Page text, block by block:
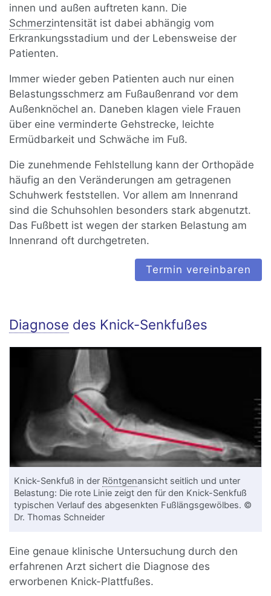
innen und außen auftreten kann. Die
Schmerzintensität ist dabei abhängig vom
Erkrankungsstadium und der Lebensweise der
Patienten.
Immer wieder geben Patienten auch nur einen
Belastungsschmerz am Fußaußenrand vor dem
Außenknöchel an. Daneben klagen viele Frauen
über eine verminderte Gehstrecke, leichte
Ermüdbarkeit und Schwäche im Fuß.
Die zunehmende Fehlstellung kann der Orthopäde
häufig an den Veränderungen am getragenen
Schuhwerk feststellen. Vor allem am Innenrand
sind die Schuhsohlen besonders stark abgenutzt.
Das Fußbett ist wegen der starken Belastung am
Innenrand oft durchgetreten.
Termin vereinbaren
Diagnose des Knick-Senkfußes
Knick-Senkfuß in der Röntgenansicht seitlich und unter
Belastung: Die rote Linie zeigt den für den Knick-Senkfuß
typischen Verlauf des abgesenkten Fußlängsgewölbes. ©
Dr. Thomas Schneider
Eine genaue klinische Untersuchung durch den
erfahrenen Arzt sichert die Diagnose des
erworbenen Knick-Plattfußes.